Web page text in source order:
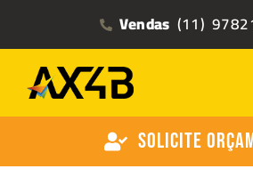
Vendas (11)
Solicite